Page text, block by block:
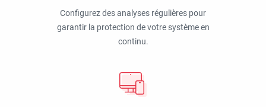
Configurez des analyses régulières pour
garantir la protection de votre système en
continu.